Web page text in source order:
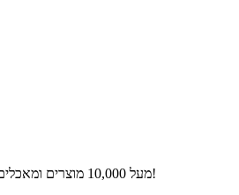
מעל 10,000 מוצרים ומאכלים במאגר עם ערכים תזונתיים!